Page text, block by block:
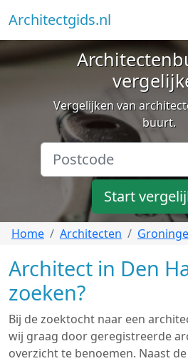
Architectgids.nl
Vergelijken van
buurt.
Start
Home Architecten
Architect in Den
zoeken?
Bij de zoektocht naar een
wij graag door geregistreerde
overzicht te benoemen. Naast